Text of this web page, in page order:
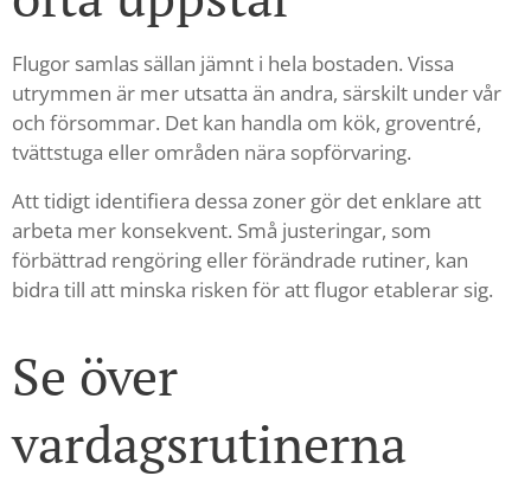
Flugor samlas sällan jämnt i hela bostaden. Vissa
utrymmen är mer utsatta än andra, särskilt under vår
och försommar. Det kan handla om kök, groventré,
tvättstuga eller områden nära sopförvaring.
Att tidigt identifiera dessa zoner gör det enklare att
arbeta mer konsekvent. Små justeringar, som
förbättrad rengöring eller förändrade rutiner, kan
bidra till att minska risken för att flugor etablerar sig.
Se över
vardagsrutinerna